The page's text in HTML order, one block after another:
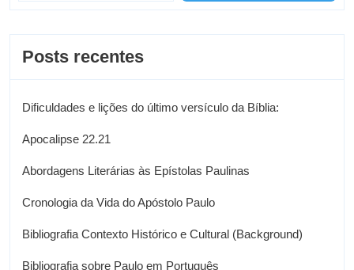
Posts recentes
Dificuldades e lições do último versículo da Bíblia:
Apocalipse 22.21
Abordagens Literárias às Epístolas Paulinas
Cronologia da Vida do Apóstolo Paulo
Bibliografia Contexto Histórico e Cultural (Background)
Bibliografia sobre Paulo em Português